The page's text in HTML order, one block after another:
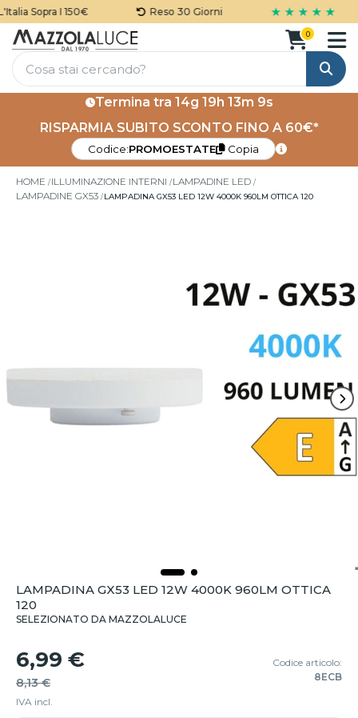
Sopra I 150€ Reso 30 Giorni ★ ★ ★ ★ ★
Cerca
0
Termina tra 14g 19h 13m 9s
RISPARMIA SUBITO SCONTO FINO A 60€*
Codice:PROMOESTATE Copia
HOME ILLUMINAZIONE INTERNI LAMPADINE LED
LAMPADINE GX53
LAMPADINA GX53 LED 12W 4000K 960LM OTTICA 120
LAMPADINA GX53 LED 12W 4000K 960LM OTTICA
120
SELEZIONATO DA MAZZOLALUCE
6,99 €
8,13 €
IVA incl.
Codice articolo:
8ECB